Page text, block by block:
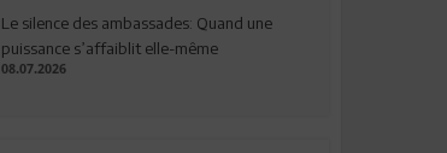
Le silence des ambassades: Quand une
puissance s’affaiblit elle-même
08.07.2026